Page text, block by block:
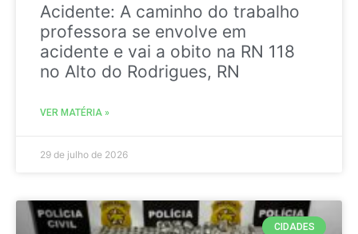
Acidente: A caminho do trabalho
professora se envolve em
acidente e vai a obito na RN 118
no Alto do Rodrigues, RN
VER MATÉRIA »
29 de julho de 2026
CIDADES